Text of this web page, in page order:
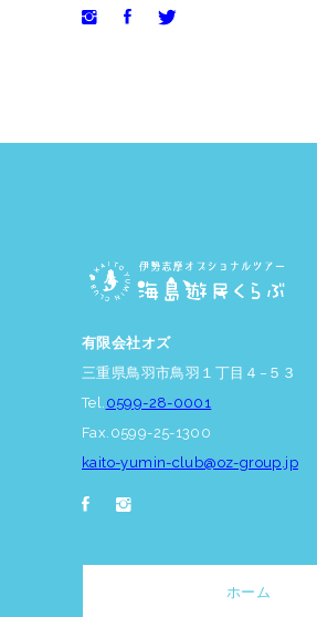
有限会社オズ
三重県鳥羽市鳥羽１丁目４−５３
Tel. 0599-28-0001
Fax.0599-25-1300
kaito-yumin-club@oz-group.jp
ホーム